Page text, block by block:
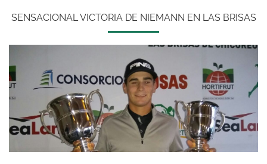
SENSACIONAL VICTORIA DE NIEMANN EN LAS BRISAS